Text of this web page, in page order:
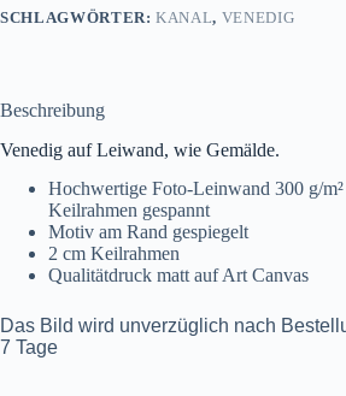
SCHLAGWÖRTER:KANAL, VENEDIG
Beschreibung
Venedig auf Leiwand, wie Gemälde.
Hochwertige Foto-Leinwand 300 g/
Keilrahmen gespannt
Motiv am Rand gespiegelt
2 cm Keilrahmen
Qualitätdruck matt auf Art Canvas
Das Bild wird unverzüglich nach
7 Tage